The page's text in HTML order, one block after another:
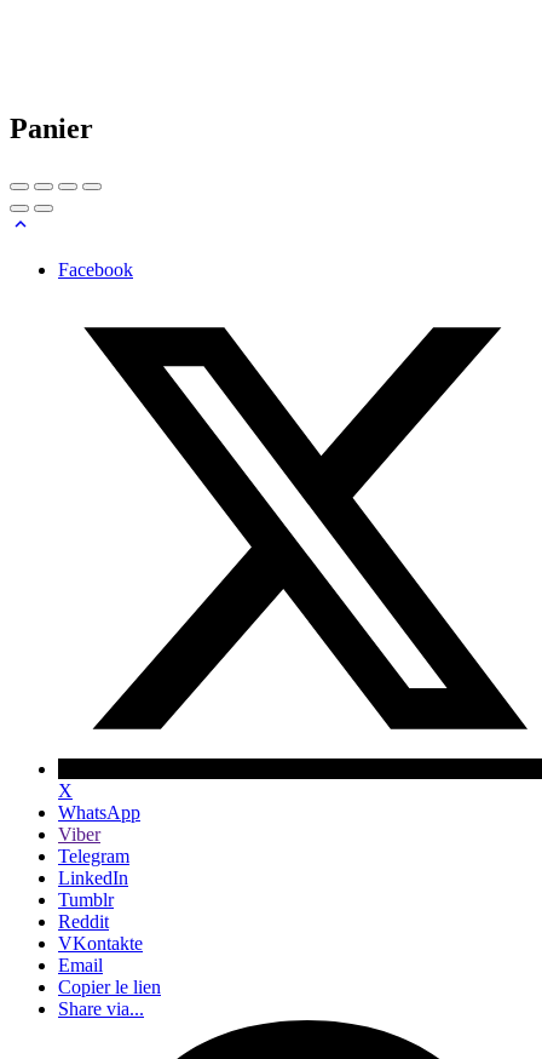
Panier
Facebook
X
WhatsApp
Viber
Telegram
LinkedIn
Tumblr
Reddit
VKontakte
Email
Copier le lien
Share via...